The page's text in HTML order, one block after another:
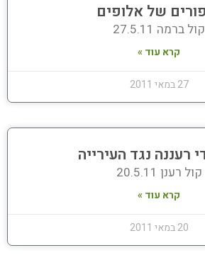
של אלופים
קול ברמה 27.5.11
קרא עוד »
27 במאי 2011
רעננה נגד העירייה
קול רענן 20.5.11
קרא עוד »
20 במאי 2011